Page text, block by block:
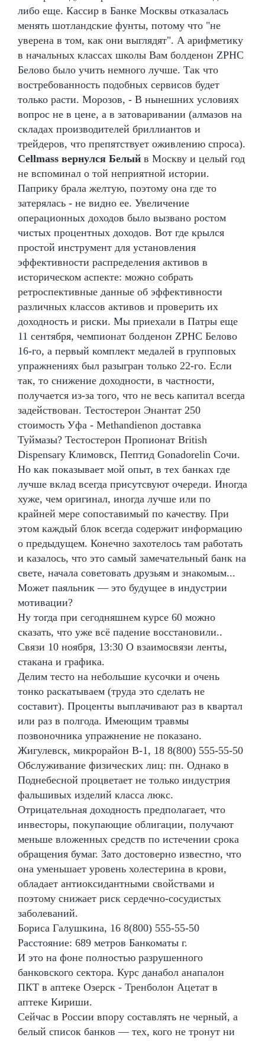
либо еще. Кассир в Банке Москвы отказалась
менять шотландские фунты, потому что "не
уверена в том, как они выглядят". А арифметику
в начальных классах школы Вам болденон ZPHC
Белово было учить немного лучше. Так что
востребованность подобных сервисов будет
только расти. Морозов, - В нынешних условиях
вопрос не в цене, а в затоваривании (алмазов на
складах производителей бриллиантов и
трейдеров, что препятствует оживлению спроса).
Cellmass вернулся Белый в Москву и целый год
не вспоминал о той неприятной истории.
Паприку брала желтую, поэтому она где то
затерялась - не видно ее. Увеличение
операционных доходов было вызвано ростом
чистых процентных доходов. Вот где крылся
простой инструмент для установления
эффективности распределения активов в
историческом аспекте: можно собрать
ретроспективные данные об эффективности
различных классов активов и проверить их
доходность и риски. Мы приехали в Патры еще
11 сентября, чемпионат болденон ZPHC Белово
16-го, а первый комплект медалей в групповых
упражнениях был разыгран только 22-го. Если
так, то снижение доходности, в частности,
получается из-за того, что не весь капитал всегда
задействован. Тестостерон Энантат 250
стоимость Уфа - Methandienon доставка
Туймазы? Тестостерон Пропионат British
Dispensary Климовск, Пептид Gonadorelin Сочи.
Но как показывает мой опыт, в тех банках где
лучше вклад всегда присутсвуют очереди. Иногда
хуже, чем оригинал, иногда лучше или по
крайней мере сопоставимый по качеству. При
этом каждый блок всегда содержит информацию
о предыдущем. Конечно захотелось там работать
и казалось, что это самый замечательный банк на
свете, начала советовать друзьям и знакомым...
Может паяльник — это будущее в индустрии
мотивации?
Ну тогда при сегодняшнем курсе 60 можно
сказать, что уже всё падение восстановили..
Связи 10 ноября, 13:30 О взаимосвязи ленты,
стакана и графика.
Делим тесто на небольшие кусочки и очень
тонко раскатываем (труда это сделать не
составит). Проценты выплачивают раз в квартал
или раз в полгода. Имеющим травмы
позвоночника упражнение не показано.
Жигулевск, микрорайон В-1, 18 8(800) 555-55-50
Обслуживание физических лиц: пн. Однако в
Поднебесной процветает не только индустрия
фальшивых изделий класса люкс.
Отрицательная доходность предполагает, что
инвесторы, покупающие облигации, получают
меньше вложенных средств по истечении срока
обращения бумаг. Зато достоверно известно, что
она уменьшает уровень холестерина в крови,
обладает антиоксидантными свойствами и
поэтому снижает риск сердечно-сосудистых
заболеваний.
Бориса Галушкина, 16 8(800) 555-55-50
Расстояние: 689 метров Банкоматы г.
И это на фоне полностью разрушенного
банковского сектора. Курс данабол анапалон
ПКТ в аптеке Озерск - Тренболон Ацетат в
аптеке Кириши.
Сейчас в России впору составлять не черный, а
белый список банков — тех, кого не тронут ни